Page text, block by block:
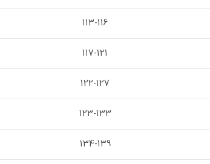
113-116
117-121
122-127
123-133
134-139